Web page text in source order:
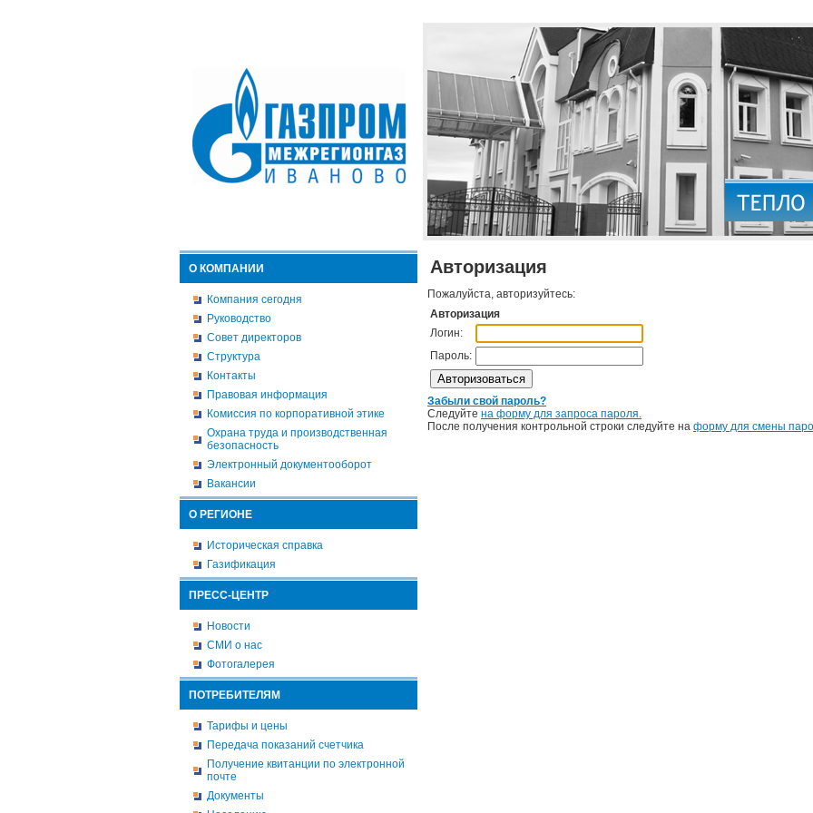
О КОМПАНИИ
Компания сегодня
Руководство
Совет директоров
Структура
Контакты
Правовая информация
Комиссия по корпоративной этике
Охрана труда и производственная
безопасность
Электронный документооборот
Вакансии
О РЕГИОНЕ
Историческая справка
Газификация
ПРЕСС-ЦЕНТР
Новости
СМИ о нас
Фотогалерея
ПОТРЕБИТЕЛЯМ
Тарифы и цены
Передача показаний счетчика
Получение квитанции по электронной
почте
Документы
Авторизация
Пожалуйста, авторизуйтесь:
Авторизация
Логин:
Пароль:
Забыли свой пароль?
Следуйте на форму для запроса пароля.
После получения контрольной строки следуйте на форму для смены